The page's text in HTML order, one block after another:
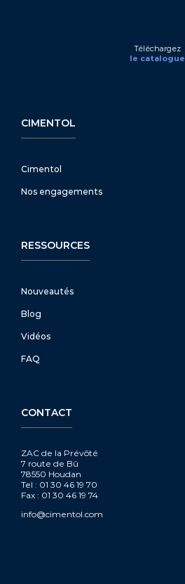
Téléchargez
le catalogue
CIMENTOL
Cimentol
Nos engagements
RESSOURCES
Nouveautés
Blog
Vidéos
FAQ
CONTACT
ZAC de la Prévôté
7 route de Bû
78550 Houdan
Tel : 01 30 46 19 70
Fax : 01 30 46 19 74
info@cimentol.com